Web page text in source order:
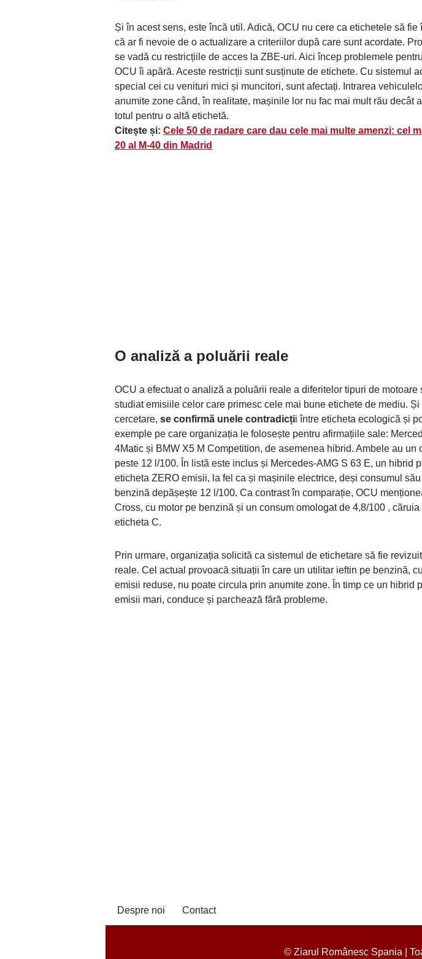
Și în acest sens, este încă util. Adică, OCU nu cere ca etichetele să fie
că ar fi nevoie de o actualizare a criteriilor după care sunt acordate.
se vadă cu restricțiile de acces la ZBE-uri. Aici încep problemele
OCU îi apără. Aceste restricții sunt susținute de etichete. Cu sistemul
special cei cu venituri mici și muncitori, sunt afectați. Intrarea
anumite zone când, în realitate, mașinile lor nu fac mai mult rău decât
totul pentru o altă etichetă.
Citește și: Cele 50 de radare care dau cele mai multe amenzi: cel
20 al M-40 din Madrid
O analiză a poluării reale
OCU a efectuat o analiză a poluării reale a diferitelor tipuri de motoare
studiat emisiile celor care primesc cele mai bune etichete de mediu. Și
cercetare, se confirmă unele contradicții între eticheta ecologică și
exemple pe care organizația le folosește pentru afirmațiile sale:
4Matic și BMW X5 M Competition, de asemenea hibrid. Ambele au un
peste 12 l/100. În listă este inclus și Mercedes-AMG S 63 E, un hibrid
eticheta ZERO emisii, la fel ca și mașinile electrice, deși consumul
benzină depășește 12 l/100. Ca contrast în comparație, OCU
Cross, cu motor pe benzină și un consum omologat de 4,8/100 ,
eticheta C.
Prin urmare, organizația solicită ca sistemul de etichetare să fie
reale. Cel actual provoacă situații în care un utilitar ieftin pe benzină,
emisii reduse, nu poate circula prin anumite zone. În timp ce un hibrid
emisii mari, conduce și parchează fără probleme.
Despre noi Contact
© Ziarul Românesc Spania |